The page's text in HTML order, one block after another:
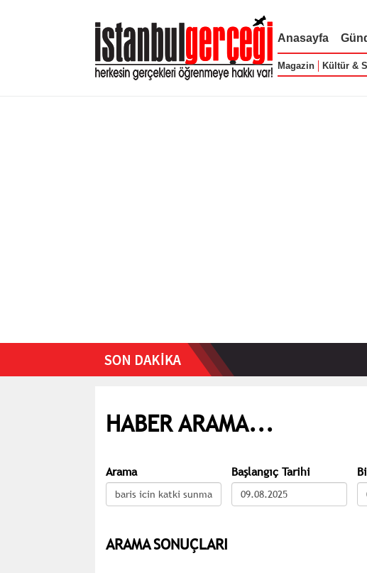
Anasayfa
Magazin Kültür &
HABER ARAMA...
Arama Başlangıç Tarihi
ARAMA SONUÇLARI